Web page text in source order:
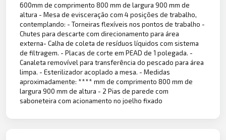
600mm de comprimento 800 mm de largura 900 mm de
altura - Mesa de evisceração com 4 posições de trabalho,
contemplando: - Torneiras flexíveis nos pontos de trabalho -
Chutes para descarte com direcionamento para área
externa- Calha de coleta de resíduos líquidos com sistema
de filtragem. - Placas de corte em PEAD de 1 polegada. -
Canaleta removível para transferência do pescado para área
limpa. - Esterilizador acoplado a mesa. - Medidas
aproximadamente: **** mm de comprimento 800 mm de
largura 900 mm de altura - 2 Pias de parede com
saboneteira com acionamento no joelho fixado